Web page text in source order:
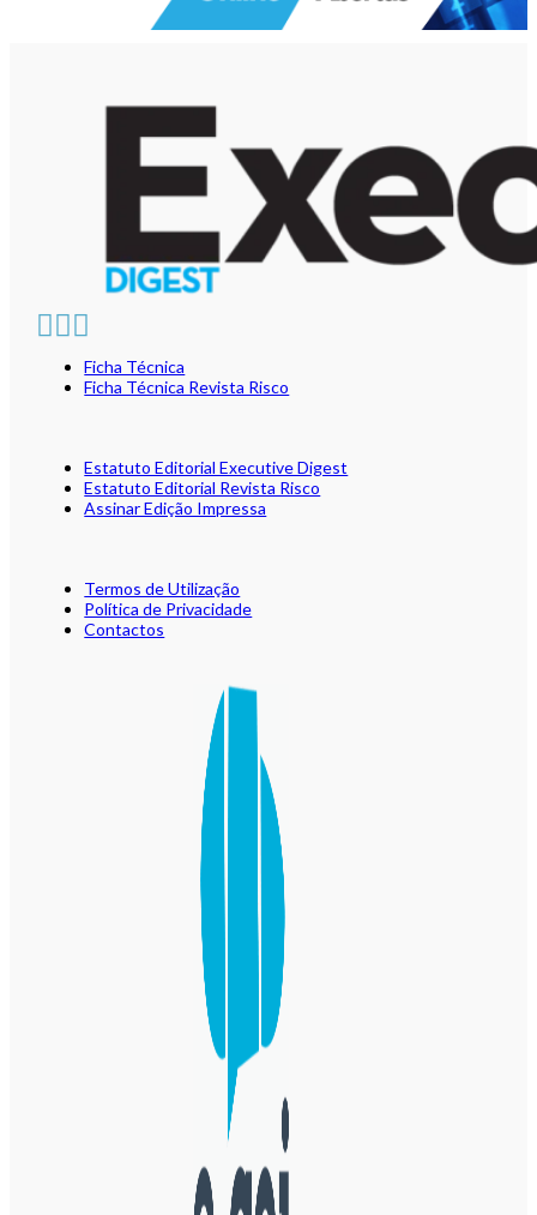
Ficha Técnica
Ficha Técnica Revista Risco
Estatuto Editorial Executive Digest
Estatuto Editorial Revista Risco
Assinar Edição Impressa
Termos de Utilização
Política de Privacidade
Contactos